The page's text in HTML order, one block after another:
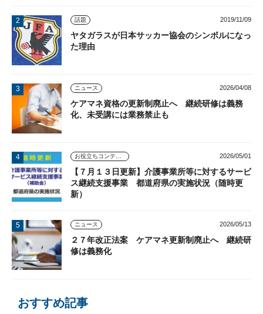
話題 2019/11/09
ヤタガラスが日本サッカー協会のシンボルになっ
た理由
ニュース 2026/04/08
ケアマネ資格の更新制廃止へ 継続研修は義務
化、未受講には業務禁止も
2026/05/01
【７月１３日更新】介護事業所等に対するサービ
ス継続支援事業 都道府県の実施状況（随時更
新）
ニュース 2026/05/13
２７年改正法案 ケアマネ更新制廃止へ 継続研
修は義務化
おすすめ記事